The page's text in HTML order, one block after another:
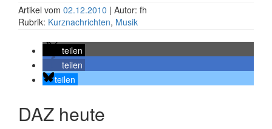
Artikel vom 02.12.2010 | Autor: fh
Rubrik: Kurznachrichten, Musik
teilen
teilen
teilen
DAZ heute